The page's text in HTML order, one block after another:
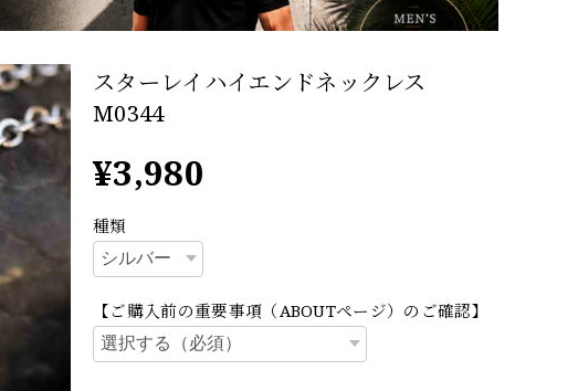
スターレイハイエンドネックレス
M0344
¥3,980
種類
【ご購入前の重要事項（ABOUTページ）のご確認】